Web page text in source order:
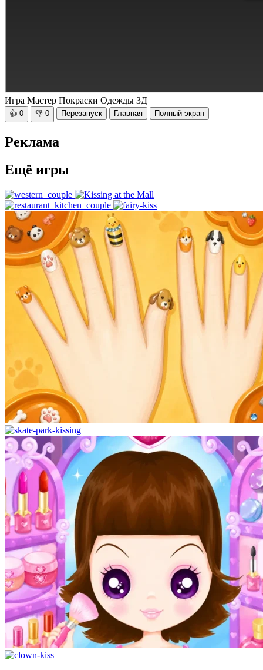
Игра Мастер Покраски Одежды 3Д
👍 0 👎 0 Перезапуск Главная Полный экран
Реклама
Ещё игры